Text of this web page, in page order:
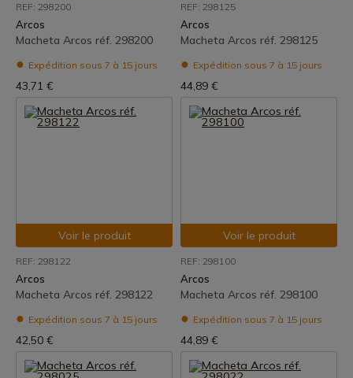
REF: 298200
Arcos
Macheta Arcos réf. 298200
Expédition sous 7 à 15 jours
43,71 €
REF: 298125
Arcos
Macheta Arcos réf. 298125
Expédition sous 7 à 15 jours
44,89 €
Voir le produit
REF: 298122
Arcos
Macheta Arcos réf. 298122
Expédition sous 7 à 15 jours
42,50 €
Voir le produit
REF: 298100
Arcos
Macheta Arcos réf. 298100
Expédition sous 7 à 15 jours
44,89 €